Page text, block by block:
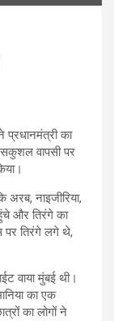
प्रधानमंत्री का
सकुशल वापसी पर
नाइजीरिया,
और तिरंगे का
पर तिरंगे लगे थे,
वाया मुंबई थी।
का एक
का लोगों ने